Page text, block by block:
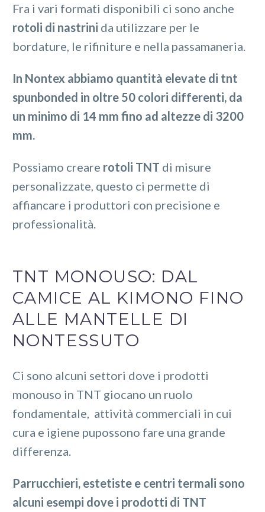
Fra i vari formati disponibili ci sono anche
rotoli di nastrini da utilizzare per le
bordature, le rifiniture e nella passamaneria.
In Nontex abbiamo quantità elevate di tnt
spunbonded in oltre 50 colori differenti, da
un minimo di 14 mm fino ad altezze di 3200
mm.
Possiamo creare rotoli TNT di misure
personalizzate, questo ci permette di
affiancare i produttori con precisione e
professionalità.
TNT MONOUSO: DAL
CAMICE AL KIMONO FINO
ALLE MANTELLE DI
NONTESSUTO
Ci sono alcuni settori dove i prodotti
monouso in TNT giocano un ruolo
fondamentale, attività commerciali in cui
cura e igiene pupossono fare una grande
differenza.
Parrucchieri, estetiste e centri termali sono
alcuni esempi dove i prodotti di TNT